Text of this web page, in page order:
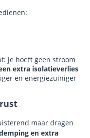
je hoeft geen stroom
extra isolatieverlies
en energiezuiniger
maar dragen
en extra